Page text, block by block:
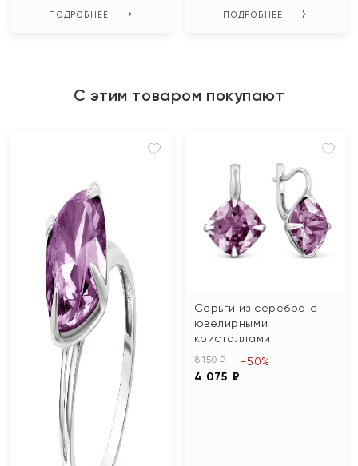
ПОДРОБНЕЕ ПОДРОБНЕЕ
С этим товаром покупают
Серьги из серебра с
ювелирными
кристаллами
8 150 ₽
4 075 ₽
-50%